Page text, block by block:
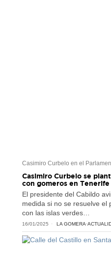
Casimiro Curbelo en el
Casimiro Curbelo se
con gomeros en Tenerife
El presidente del Cabildo
medida si no se resuelve el
con las islas verdes…
16/01/2025 LA GOMERA·